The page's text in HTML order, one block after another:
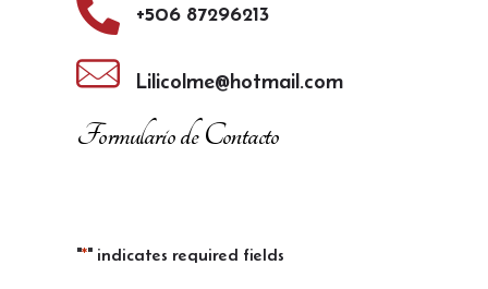
Formulario de Contacto
"*" indicates required fields
+506 87296213
Lilicolme@hotmail.com